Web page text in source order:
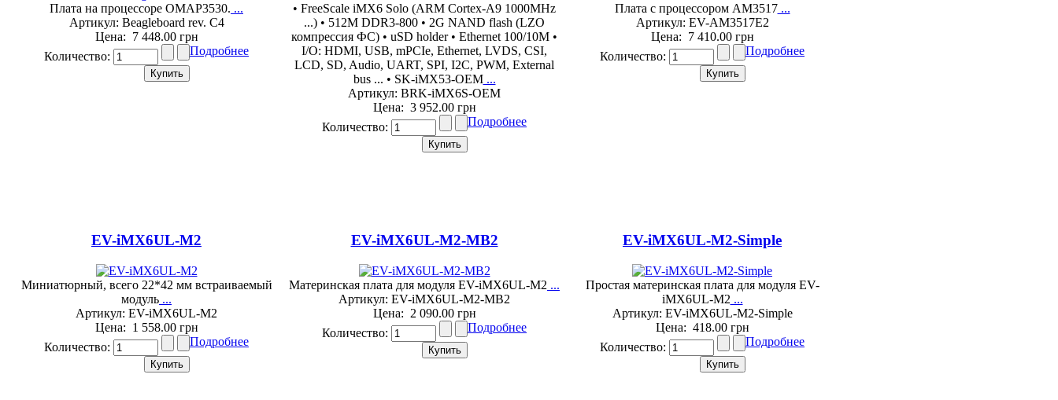
Плата на процессоре OMAP3530. ...
Артикул: Beagleboard rev. C4
Цена: 7 448.00 грн
Количество:
Подробнее
• FreeScale iMX6 Solo (ARM Cortex-A9 1000MHz
...) • 512M DDR3-800 • 2G NAND flash (LZO
компрессия ФС) • uSD holder • Ethernet 100/10M •
I/O: HDMI, USB, mPCIe, Ethernet, LVDS, CSI,
LCD, SD, Audio, UART, SPI, I2C, PWM, External
bus ... • SK-iMX53-OEM...
Артикул: BRK-iMX6S-OEM
Цена: 3 952.00 грн
Количество:
Подробнее
Плата с процессором AM3517...
Артикул: EV-AM3517E2
Цена: 7 410.00 грн
Количество:
Подробнее
EV-iMX6UL-M2
Миниатюрный, всего 22*42 мм встраиваемый
модуль ...
Артикул: EV-iMX6UL-M2
Цена: 1 558.00 грн
Количество:
Подробнее
EV-iMX6UL-M2-MB2
Материнская плата для модуля EV-iMX6UL-M2 ...
Артикул: EV-iMX6UL-M2-MB2
Цена: 2 090.00 грн
Количество:
Подробнее
EV-iMX6UL-M2-Simple
Простая материнская плата для модуля EV-
iMX6UL-M2 ...
Артикул: EV-iMX6UL-M2-Simple
Цена: 418.00 грн
Количество:
Подробнее